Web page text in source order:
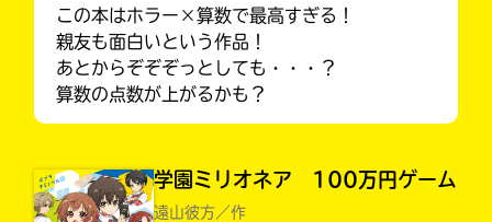
ギャラリー
この本はホラー×算数で最高すぎる！
親友も面白いという作品！
あとからぞぞぞっとしても・・・？
算数の点数が上がるかも？
学園ミリオネア 100万円ゲーム
遠山彼方／作